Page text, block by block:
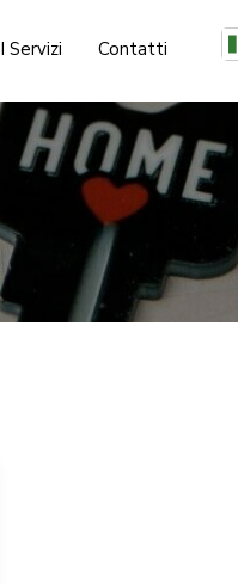
I Servizi Contatti